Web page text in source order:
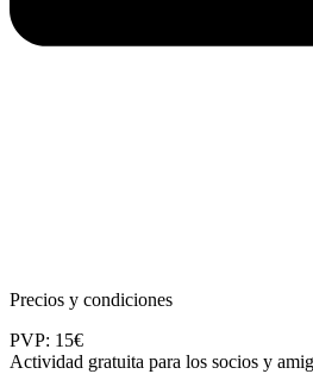
Precios y condiciones
PVP: 15€
Actividad gratuita para los socios y